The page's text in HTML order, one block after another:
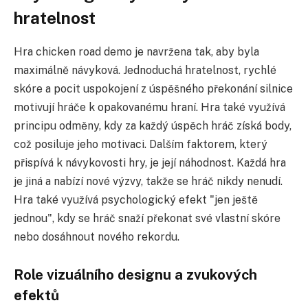
hratelnost
Hra chicken road demo je navržena tak, aby byla
maximálně návyková. Jednoduchá hratelnost, rychlé
skóre a pocit uspokojení z úspěšného překonání silnice
motivují hráče k opakovanému hraní. Hra také využívá
principu odměny, kdy za každý úspěch hráč získá body,
což posiluje jeho motivaci. Dalším faktorem, který
přispívá k návykovosti hry, je její náhodnost. Každá hra
je jiná a nabízí nové výzvy, takže se hráč nikdy nenudí.
Hra také využívá psychologický efekt "jen ještě
jednou", kdy se hráč snaží překonat své vlastní skóre
nebo dosáhnout nového rekordu.
Role vizuálního designu a zvukových
efektů